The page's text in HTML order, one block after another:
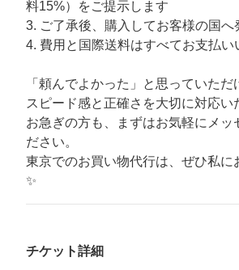
料15%）をご提示します
3. ご了承後、購入してお客様の国へ
4. 費用と国際送料はすべてお支払い
「頼んでよかった」と思っていただ
スピード感と正確さを大切に対応い
お急ぎの方も、まずはお気軽にメッ
ださい。
東京でのお買い物代行は、ぜひ私に
✨
チケット詳細